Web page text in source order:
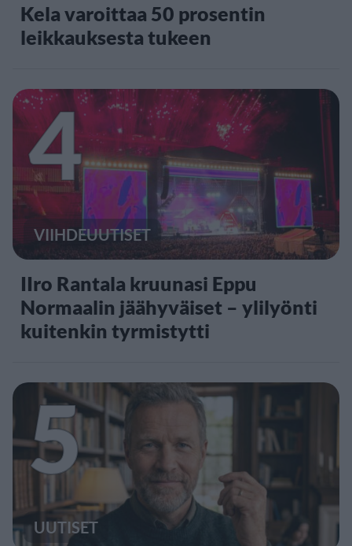
Kela varoittaa 50 prosentin
leikkauksesta tukeen
4
VIIHDEUUTISET
IIro Rantala kruunasi Eppu
Normaalin jäähyväiset – ylilyönti
kuitenkin tyrmistytti
5
UUTISET